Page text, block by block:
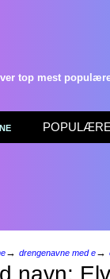
top mest
POPULÆRE
→ drengenavne med e→